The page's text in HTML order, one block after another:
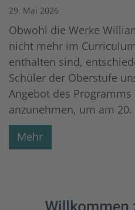
29. Mai 2026
Obwohl die Werke
nicht mehr im
enthalten sind,
Schüler der Oberstufe
Angebot des Programms
anzunehmen, um am 20.
Mehr